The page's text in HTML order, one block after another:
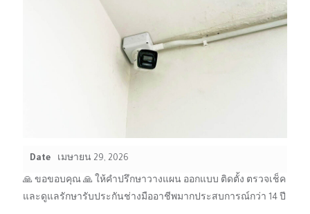
Date เมษายน 29, 2026
🙏 ขอขอบคุณ 🙏 ให้คำปรึกษาวางแผน ออกแบบ ติดตั้ง ตรวจเช็ค
และดูแลรักษารับประกันช่างมืออาชีพมากประสบการณ์กว่า 14 ปี